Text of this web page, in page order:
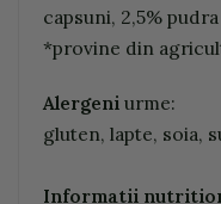
capsuni, 2,5%
*provine din
Alergeni urme:
gluten, lapte, soia,
Informatii